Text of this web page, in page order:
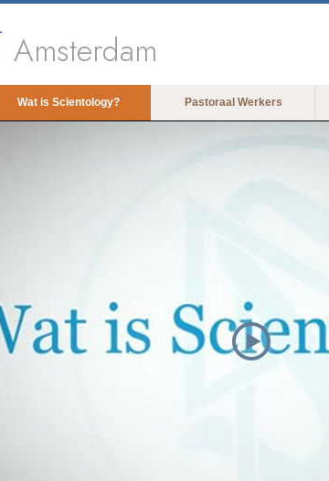
Amsterdam
Wat is Scientology? Pastoraal Werkers